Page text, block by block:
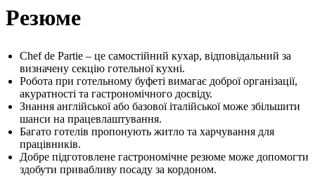
Резюме
Chef de Partie – це самостійний кухар, відповідальний за
визначену секцію готельної кухні.
Робота при готельному буфеті вимагає доброї організації,
акуратності та гастрономічного досвіду.
Знання англійської або базової італійської може збільшити
шанси на працевлаштування.
Багато готелів пропонують житло та харчування для
працівників.
Добре підготовлене гастрономічне резюме може допомогти
здобути привабливу посаду за кордоном.